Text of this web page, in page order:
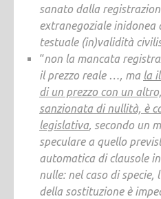
sanato dalla
extranegoziale inidonea
testuale (in)validità
“non la mancata
il prezzo reale …, ma la
di un prezzo con un
sanzionata di nullità, è
legislativa, secondo un
speculare a quello
automatica di clausole
nulle: nel caso di specie,
della sostituzione è